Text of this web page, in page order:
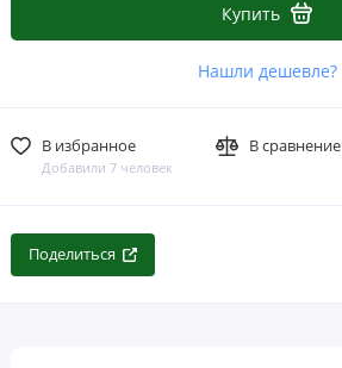
Купить
Нашли дешевле?
В избранное
Добавили 7 человек
В сравнение
Поделиться